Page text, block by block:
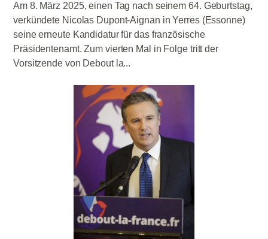
Am 8. März 2025, einen Tag nach seinem 64. Geburtstag,
verkündete Nicolas Dupont-Aignan in Yerres (Essonne)
seine erneute Kandidatur für das französische
Präsidentenamt. Zum vierten Mal in Folge tritt der
Vorsitzende von Debout la...